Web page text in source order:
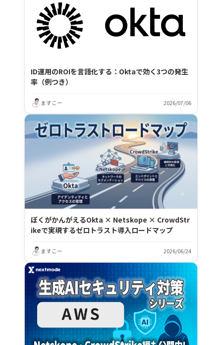
ID運用のROIを言語化する：Oktaで効く3つの発生
率（例つき）
ますこー 2026/07/06
ぼくがかんがえるOkta × Netskope × CrowdStr
ikeで実現するゼロトラスト導入ロードマップ
ますこー 2026/06/24